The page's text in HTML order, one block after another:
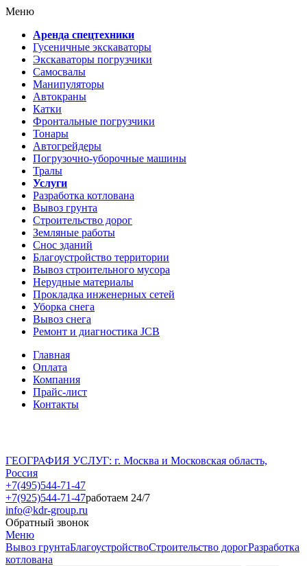
Меню
Аренда спецтехники
Гусеничные экскаваторы
Экскаваторы погрузчики
Самосвалы
Манипуляторы
Автокраны
Катки
Фронтальные погрузчики
Тонары
Автогрейдеры
Погрузочно-уборочные машины
Тралы
Услуги
Разработка котлована
Вывоз грунта
Строительство дорог
Земляные работы
Снос зданий
Благоустройство территории
Вывоз строительного мусора
Нерудные материалы
Прокладка инженерных сетей
Уборка снега
Вывоз снега
Ремонт и диагностика JCB
Главная
Оплата
Компания
Прайс-лист
Контакты
ГЕОГРАФИЯ УСЛУГ: г. Москва и Московская область,
Россия
+7(495)544-71-47
+7(925)544-71-47работаем 24/7
info@kdr-group.ru
Обратный звонок
Меню
Вывоз грунтаБлагоустройствоСтроительство дорогРазработка
котлована